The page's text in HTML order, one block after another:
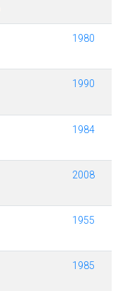
1980
1990
1984
2008
1955
1985